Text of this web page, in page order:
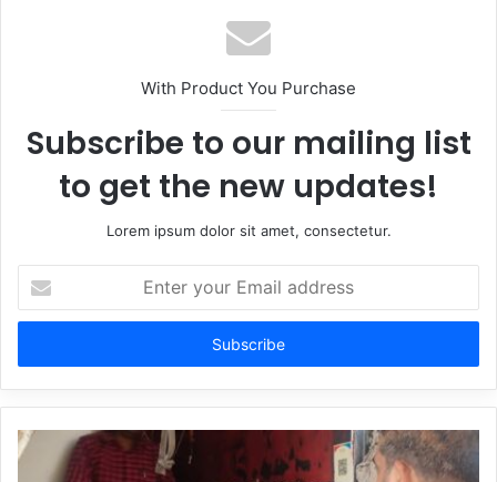
With Product You Purchase
Subscribe to our mailing list
to get the new updates!
Lorem ipsum dolor sit amet, consectetur.
your
Email